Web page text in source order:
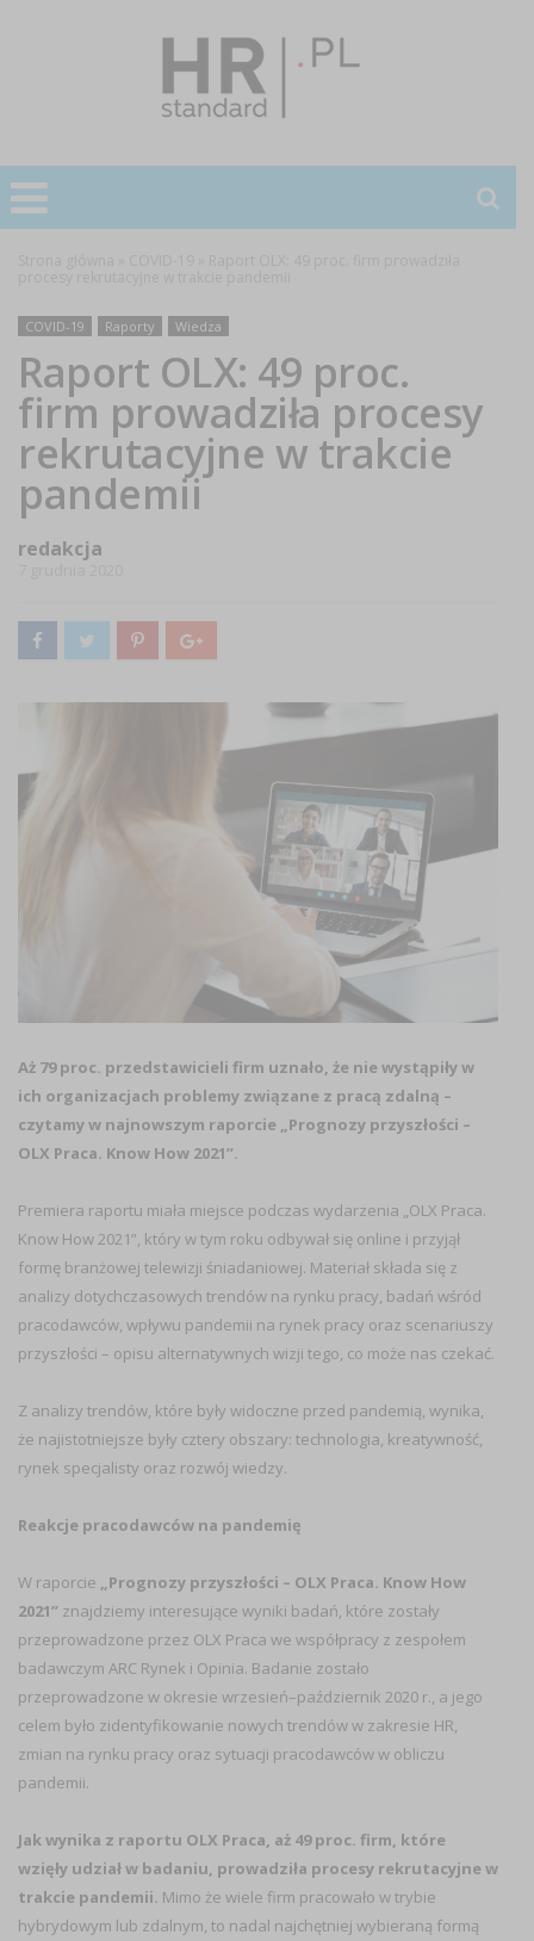
COVID-19 Raporty Wiedza
Raport OLX: 49 proc.
firm prowadziła procesy
rekrutacyjne w trakcie
pandemii
redakcja
Aż 79 proc. przedstawicieli firm uznało, że nie wystąpiły w
ich organizacjach problemy związane z pracą zdalną –
czytamy w najnowszym raporcie „Prognozy przyszłości –
OLX Praca. Know How 2021”.
Premiera raportu miała miejsce podczas wydarzenia „OLX Praca.
Know How 2021”, który w tym roku odbywał się online i przyjął
formę branżowej telewizji śniadaniowej. Materiał składa się z
analizy dotychczasowych trendów na rynku pracy, badań wśród
pracodawców, wpływu pandemii na rynek pracy oraz scenariuszy
przyszłości – opisu alternatywnych wizji tego, co może nas czekać.
Z analizy trendów, które były widoczne przed pandemią, wynika,
że najistotniejsze były cztery obszary: technologia, kreatywność,
rynek specjalisty oraz rozwój wiedzy.
Reakcje pracodawców na pandemię
W raporcie „Prognozy przyszłości – OLX Praca. Know How
2021” znajdziemy interesujące wyniki badań, które zostały
przeprowadzone przez OLX Praca we współpracy z zespołem
badawczym ARC Rynek i Opinia. Badanie zostało
przeprowadzone w okresie wrzesień–październik 2020 r., a jego
celem było zidentyfikowanie nowych trendów w zakresie HR,
zmian na rynku pracy oraz sytuacji pracodawców w obliczu
pandemii.
Jak wynika z raportu OLX Praca, aż 49 proc. firm, które
wzięły udział w badaniu, prowadziła procesy rekrutacyjne w
trakcie pandemii. Mimo że wiele firm pracowało w trybie
hybrydowym lub zdalnym, to nadal najchętniej wybieraną formą